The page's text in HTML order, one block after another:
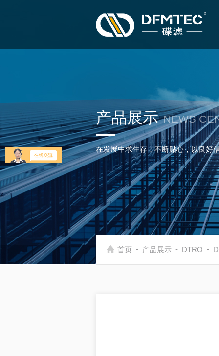
产品展示 NEWS
在发展中求生存，不断贴心，以良好
首页 - 产品展示 - DTRO -